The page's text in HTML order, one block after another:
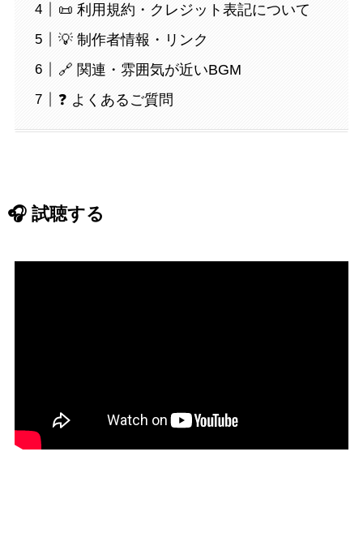
📜 利用規約・クレジット表記について
💡 制作者情報・リンク
🔗 関連・雰囲気が近いBGM
❓ よくあるご質問
🎧 試聴する